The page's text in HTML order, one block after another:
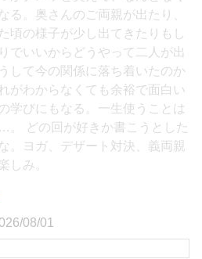
る。奥さんのご両親が出たり、
頃の様子が少し出てきたりもし
でいいからどうやって二人が出
して今の関係に落ち着いたのか
がわからなくても余裕で面白い
学びにもなる。一生使うことは
どの回が好きか書こうとした
。ヨガ、デザート対決、義両親
しみ。
08/01